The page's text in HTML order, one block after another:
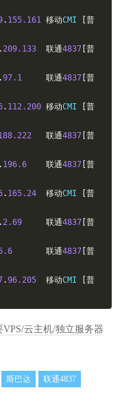
. 155.161 移动CMI
[普
.209.133 联通4837 [普
.97.1 联通4837 [普
. 112.200 移动CMI
[普
联通4837 [普
. 196.6 联通4837 [普
. 165.24 移动CMI
[普
.2.69 联通4837 [普
联通4837 [普
.96.205 移动CMI
[普
VPS/云主机/独立服务器
斯巴达 联通4837